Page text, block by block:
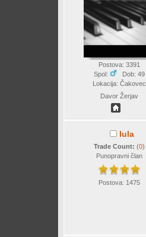
Postova: 3391
Spol:
Dob: 49
Lokacija: Čakovec
Davor Žerjav
lula
Trade Count: (0)
Punopravni član
Postova: 1475